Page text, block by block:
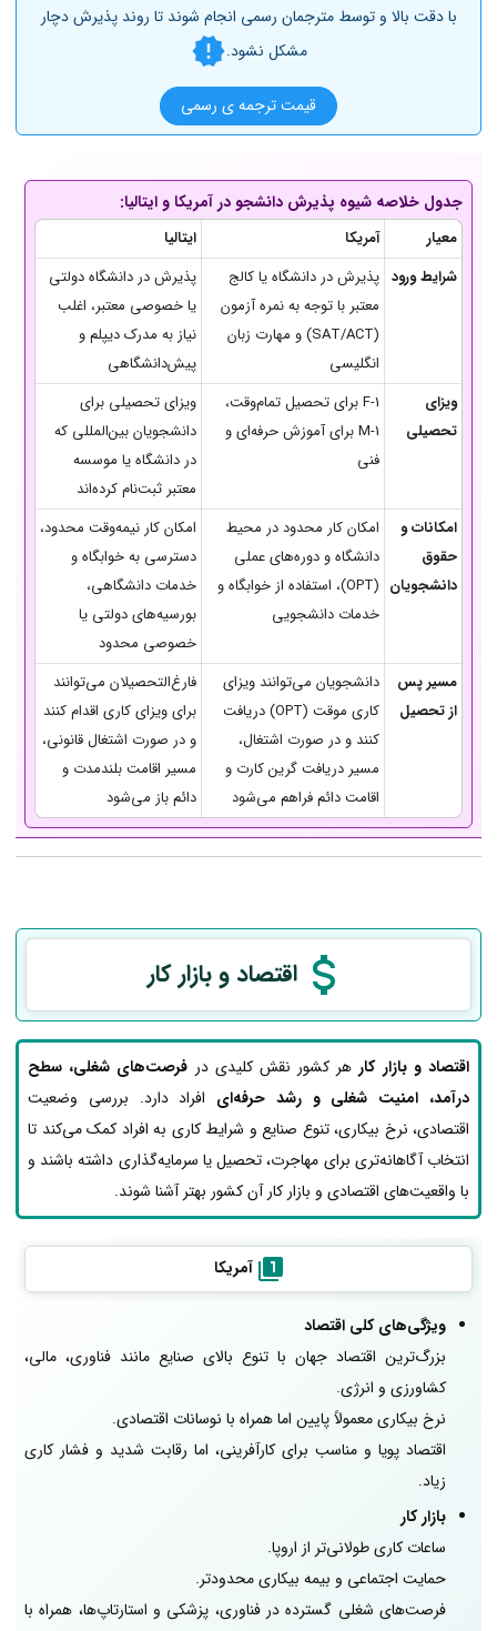
با دقت بالا و توسط مترجمان رسمی انجام شوند تا روند پذیرش دچار
مشکل نشود.
قیمت ترجمه ی رسمی
جدول خلاصه شیوه پذیرش دانشجو در آمریکا و ایتالیا:
معیار آمریکا
ایتالیا
شرایط ورود پذیرش در دانشگاه یا کالج
معتبر با توجه به نمره آزمون
(SAT/ACT) و مهارت زبان
انگلیسی
پذیرش در دانشگاه دولتی
یا خصوصی معتبر، اغلب
نیاز به مدرک دیپلم و
پیش‌دانشگاهی
ویزای
تحصیلی
F-1 برای تحصیل تمام‌وقت،
M-1 برای آموزش حرفه‌ای و
فنی
ویزای تحصیلی برای
دانشجویان بین‌المللی که
در دانشگاه یا موسسه
معتبر ثبت‌نام کرده‌اند
امکانات و
حقوق
دانشجویان
امکان کار محدود در محیط
دانشگاه و دوره‌های عملی
(OPT)، استفاده از خوابگاه و
خدمات دانشجویی
امکان کار نیمه‌وقت محدود،
دسترسی به خوابگاه و
خدمات دانشگاهی،
بورسیه‌های دولتی یا
خصوصی محدود
مسیر پس
از تحصیل
دانشجویان می‌توانند ویزای
کاری موقت (OPT) دریافت
کنند و در صورت اشتغال،
مسیر دریافت گرین کارت و
اقامت دائم فراهم می‌شود
فارغ‌التحصیلان می‌توانند
برای ویزای کاری اقدام کنند
و در صورت اشتغال قانونی،
مسیر اقامت بلندمدت و
دائم باز می‌شود
اقتصاد و بازار کار
اقتصاد و بازار کار هر کشور نقش کلیدی در فرصت‌های شغلی، سطح
درآمد، امنیت شغلی و رشد حرفه‌ای افراد دارد. بررسی وضعیت
اقتصادی، نرخ بیکاری، تنوع صنایع و شرایط کاری به افراد کمک می‌کند تا
انتخاب آگاهانه‌تری برای مهاجرت، تحصیل یا سرمایه‌گذاری داشته باشند و
با واقعیت‌های اقتصادی و بازار کار آن کشور بهتر آشنا شوند.
آمریکا
ویژگی‌های کلی اقتصاد
بزرگ‌ترین اقتصاد جهان با تنوع بالای صنایع مانند فناوری، مالی،
کشاورزی و انرژی.
نرخ بیکاری معمولاً پایین اما همراه با نوسانات اقتصادی.
اقتصاد پویا و مناسب برای کارآفرینی، اما رقابت شدید و فشار کاری
زیاد.
بازار کار
ساعات کاری طولانی‌تر از اروپا.
حمایت اجتماعی و بیمه بیکاری محدودتر.
فرصت‌های شغلی گسترده در فناوری، پزشکی و استارتاپ‌ها، همراه با